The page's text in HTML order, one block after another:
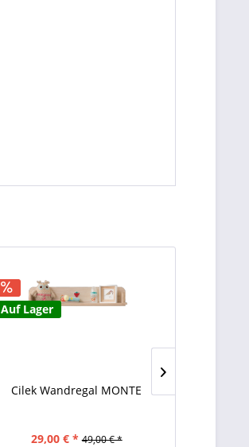
Auf Lager
Cilek Wandregal MONTE
29,00 € * 49,00 € *